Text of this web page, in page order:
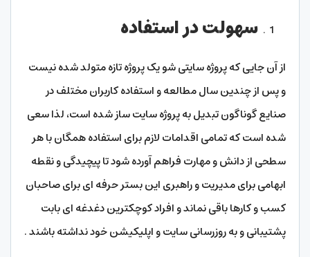
سهولت در استفاده
از آن جایی که پروژه سایتی شو یک پروژه تازه متولد شده نیست
و پس از چندین سال مطالعه و استفاده کاربران مختلف در
صنایع گوناگون تبدیل به پروژه سایت ساز شده است، لذا سعی
شده است که تمامی اقدامات لازم برای استفاده همگان با هر
سطحی از دانش و مهارت فراهم آورده شود تا پیچیدگی و نقطه
ابهامی برای مدیریت و راهبری این بستر حرفه ای برای صاحبان
کسب و کارها باقی نماند و افراد کوچکترین دغدغه ای بابت
پشتیبانی و به روزرسانی سایت و اپلیکیشن خود نداشته باشند .